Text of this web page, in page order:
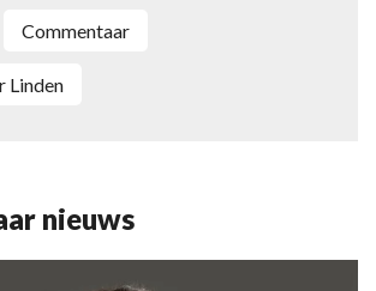
commentaar
Linden
nieuws